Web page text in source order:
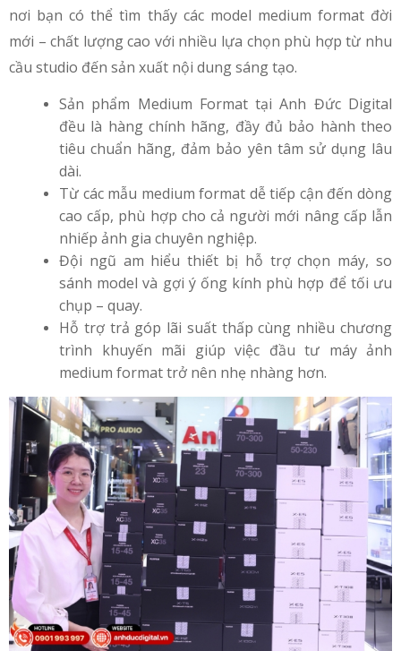
nơi bạn có thể tìm thấy các model medium format đời
mới – chất lượng cao với nhiều lựa chọn phù hợp từ nhu
cầu studio đến sản xuất nội dung sáng tạo.
Sản phẩm Medium Format tại Anh Đức Digital
đều là hàng chính hãng, đầy đủ bảo hành theo
tiêu chuẩn hãng, đảm bảo yên tâm sử dụng lâu
dài.
Từ các mẫu medium format dễ tiếp cận đến dòng
cao cấp, phù hợp cho cả người mới nâng cấp lẫn
nhiếp ảnh gia chuyên nghiệp.
Đội ngũ am hiểu thiết bị hỗ trợ chọn máy, so
sánh model và gợi ý ống kính phù hợp để tối ưu
chụp – quay.
Hỗ trợ trả góp lãi suất thấp cùng nhiều chương
trình khuyến mãi giúp việc đầu tư máy ảnh
medium format trở nên nhẹ nhàng hơn.